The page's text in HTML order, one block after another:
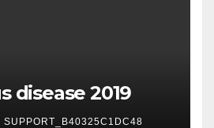
disease 2019
SUPPORT_B40325C1DC48